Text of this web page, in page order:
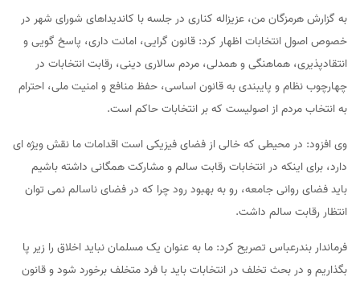
به گزارش هرمزگان من، عزیزاله کناری در جلسه با کاندیداهای شورای شهر در
خصوص اصول انتخابات اظهار کرد: قانون گرایی، امانت داری، پاسخ گویی و
انتقادپذیری، هماهنگی و همدلی، مردم سالاری دینی، رقابت انتخابات در
چهارچوب نظام و پایبندی به قانون اساسی، حفظ منافع و امنیت ملی، احترام
به انتخاب مردم از اصولیست که بر انتخابات حاکم است.
وی افزود: در محیطی که خالی از فضای فیزیکی است اقدامات ما نقش ویژه ای
دارد، برای اینکه در انتخابات رقابت سالم و مشارکت همگانی داشته باشیم
باید فضای روانی جامعه، رو به بهبود رود چرا که در فضای ناسالم نمی توان
انتظار رقابت سالم داشت.
فرماندار بندرعباس تصریح کرد: ما به عنوان یک مسلمان نباید اخلاق را زیر پا
بگذاریم و در بحث تخلف در انتخابات باید با فرد متخلف برخورد شود و قانون